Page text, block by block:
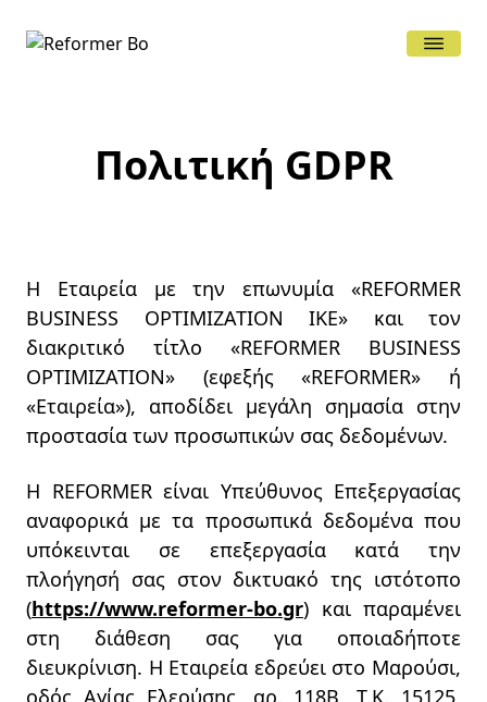
Αρχική
Υπηρεσίες
Υλοποίηση έργων
ηλεκτρονικής Υγείας
Συμβουλευτικές Υπηρεσίες
Υγείας
Διαχείριση Έργων (Project
and Delivery Management)
Μετασχηματισμός
(Οργανωτικός – Εμπορικός –
Ψηφιακός)
Εξειδικευμένες Υπηρεσίες σε
Πολιτική GDPR
Η Εταιρεία με την επωνυμία «REFORMER
BUSINESS OPTIMIZATION IKE» και τον
διακριτικό τίτλο «REFORMER BUSINESS
OPTIMIZATION» (εφεξής «REFORMER» ή
«Εταιρεία»), αποδίδει μεγάλη σημασία στην
προστασία των προσωπικών σας δεδομένων.
Η REFORMER είναι Υπεύθυνος Επεξεργασίας
αναφορικά με τα προσωπικά δεδομένα που
υπόκεινται σε επεξεργασία κατά την
πλοήγησή σας στον δικτυακό της ιστότοπο
(https://www.reformer-bo.gr) και παραμένει
στη διάθεση σας για οποιαδήποτε
διευκρίνιση. Η Εταιρεία εδρεύει στο Μαρούσι,
οδός Αγίας Ελεούσης, αρ. 118Β, Τ.Κ. 15125,